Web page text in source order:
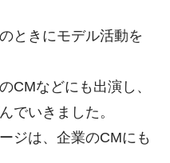
ときにモデル活動を
CMなどにも出演し、
でいきました。
ジは、企業のCMにも